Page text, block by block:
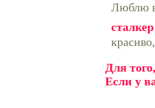
Люблю
сталкер
Для
Если у